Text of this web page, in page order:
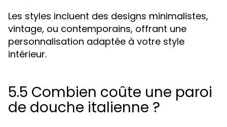
Les styles incluent des designs minimalistes,
vintage, ou contemporains, offrant une
personnalisation adaptée à votre style
intérieur.
5.5 Combien coûte une paroi
de douche italienne ?